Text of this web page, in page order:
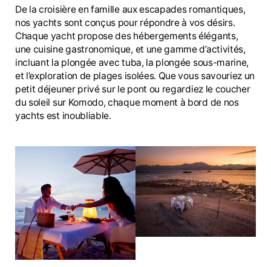
De la croisière en famille aux escapades romantiques,
nos yachts sont conçus pour répondre à vos désirs.
Chaque yacht propose des hébergements élégants,
une cuisine gastronomique, et une gamme d’activités,
incluant la plongée avec tuba, la plongée sous-marine,
et l’exploration de plages isolées. Que vous savouriez un
petit déjeuner privé sur le pont ou regardiez le coucher
du soleil sur Komodo, chaque moment à bord de nos
yachts est inoubliable.